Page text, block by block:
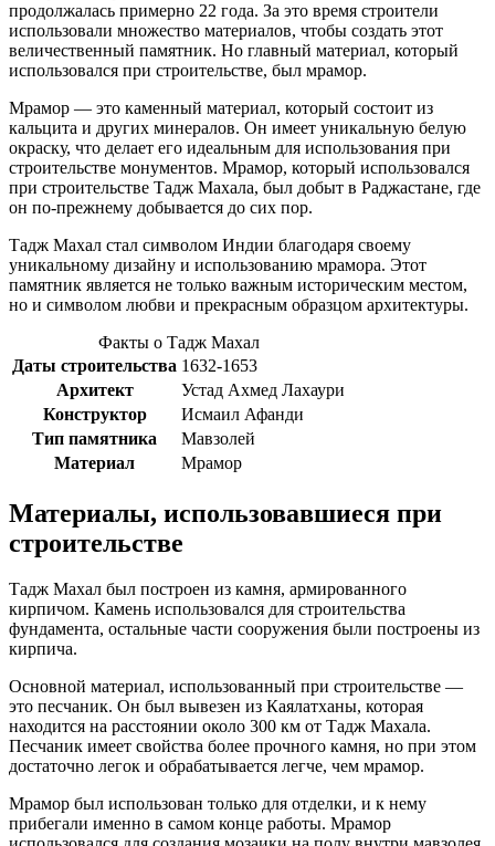
продолжалась примерно 22 года. За это время строители
использовали множество материалов, чтобы создать этот
величественный памятник. Но главный материал, который
использовался при строительстве, был мрамор.
Мрамор — это каменный материал, который состоит из
кальцита и других минералов. Он имеет уникальную белую
окраску, что делает его идеальным для использования при
строительстве монументов. Мрамор, который использовался
при строительстве Тадж Махала, был добыт в Раджастане, где
он по-прежнему добывается до сих пор.
Тадж Махал стал символом Индии благодаря своему
уникальному дизайну и использованию мрамора. Этот
памятник является не только важным историческим местом,
но и символом любви и прекрасным образцом архитектуры.
Факты о Тадж Махал
Даты строительства 1632-1653
Архитект
Устад Ахмед Лахаури
Конструктор
Исмаил Афанди
Тип памятника
Мавзолей
Материал
Мрамор
Материалы, использовавшиеся при
строительстве
Тадж Махал был построен из камня, армированного
кирпичом. Камень использовался для строительства
фундамента, остальные части сооружения были построены из
кирпича.
Основной материал, использованный при строительстве —
это песчаник. Он был вывезен из Каялатханы, которая
находится на расстоянии около 300 км от Тадж Махала.
Песчаник имеет свойства более прочного камня, но при этом
достаточно легок и обрабатывается легче, чем мрамор.
Мрамор был использован только для отделки, и к нему
прибегали именно в самом конце работы. Мрамор